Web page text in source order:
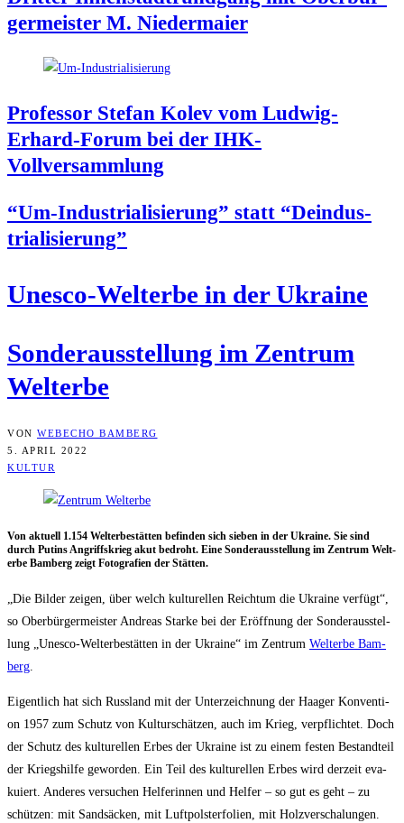
ger­meis­ter M. Niedermaier
Pro­fes­sor Ste­fan Kolev vom Lud­wig-
Erhard-Forum bei der IHK-
Vollversammlung
“Um-Indus­tria­li­sie­rung” statt “Deindus­
tria­li­sie­rung”
Unesco-Welt­erbe in der Ukraine
Son­der­aus­stel­lung im Zen­trum
Welterbe
VON WEBECHO BAMBERG
5. APRIL 2022
KULTUR
Von aktu­ell 1.154 Welt­erbe­stät­ten befin­den sich sie­ben in der Ukrai­ne. Sie sind
durch Putins Angriffs­krieg akut bedroht. Eine Son­der­aus­stel­lung im Zen­trum Welt­
erbe Bam­berg zeigt Foto­gra­fien der Stätten.
„Die Bil­der zei­gen, über welch kul­tu­rel­len Reich­tum die Ukrai­ne ver­fügt“,
so Ober­bür­ger­meis­ter Andre­as Star­ke bei der Eröff­nung der Son­der­aus­stel­
lung „Unesco-Welt­erbe­stät­ten in der Ukrai­ne“ im Zen­trum Welt­erbe Bam­
berg.
Eigent­lich hat sich Russ­land mit der Unter­zeich­nung der Haa­ger Kon­ven­ti­
on 1957 zum Schutz von Kul­tur­schät­zen, auch im Krieg, ver­pflich­tet. Doch
der Schutz des kul­tu­rel­len Erbes der Ukrai­ne ist zu einem fes­ten Bestand­teil
der Kriegs­hil­fe gewor­den. Ein Teil des kul­tu­rel­len Erbes wird der­zeit eva­
ku­iert. Ande­res ver­su­chen Hel­fe­rin­nen und Hel­fer – so gut es geht – zu
schüt­zen: mit Sand­sä­cken, mit Luft­pols­ter­fo­li­en, mit Holzverschalungen.